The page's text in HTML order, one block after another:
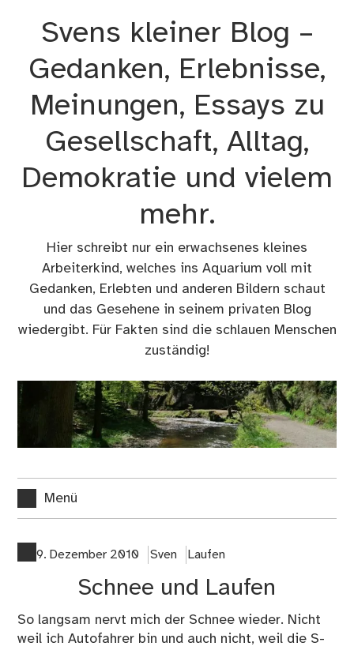
Svens kleiner Blog –
Gedanken, Erlebnisse,
Meinungen, Essays zu
Gesellschaft, Alltag,
Demokratie und vielem
mehr.
Hier schreibt nur ein erwachsenes kleines
Arbeiterkind, welches ins Aquarium voll mit
Gedanken, Erlebten und anderen Bildern schaut
und das Gesehene in seinem privaten Blog
wiedergibt. Für Fakten sind die schlauen Menschen
zuständig!
Menü
9. Dezember 2010 Sven Laufen
Schnee und Laufen
So langsam nervt mich der Schnee wieder. Nicht
weil ich Autofahrer bin und auch nicht, weil die S-